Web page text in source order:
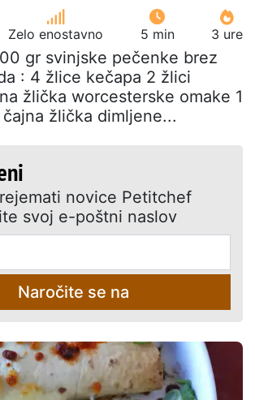
Zelo enostavno 5 min 3 ure
gr svinjske pečenke brez
: 4 žlice kečapa 2 žlici
žlička worcesterske omake 1
žlička dimljene...
novice Petitchef
svoj e-poštni naslov
Naročite se na